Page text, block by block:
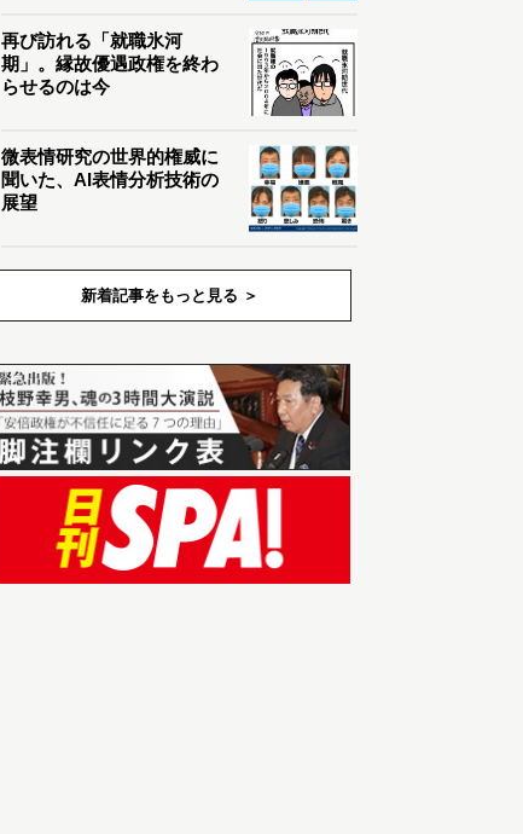
再び訪れる「就職氷河
期」。縁故優遇政権を終わ
らせるのは今
微表情研究の世界的権威に
聞いた、AI表情分析技術の
展望
新着記事をもっと見る